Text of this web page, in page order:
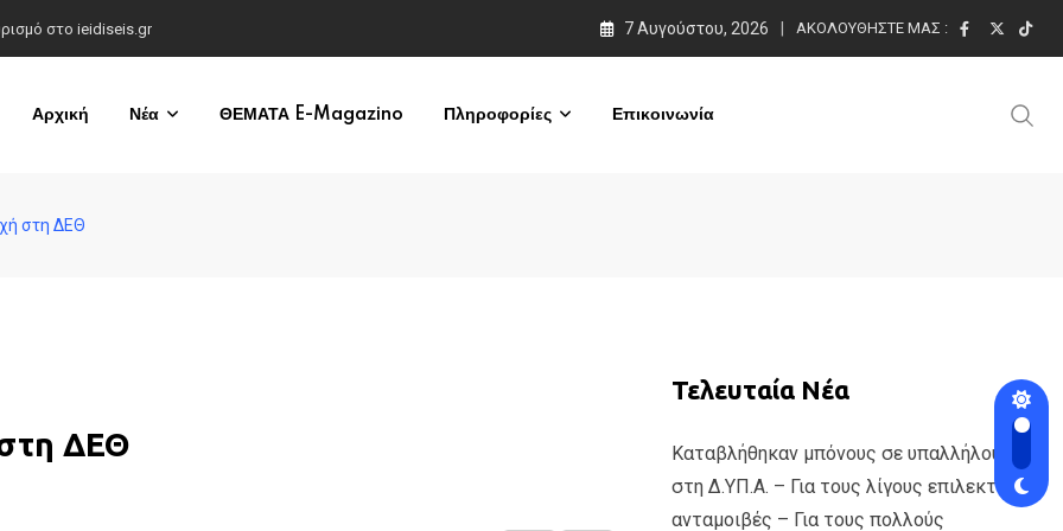
στο ieidiseis.gr 7 Αυγούστου, 2026 ΑΚΟΛΟΥΘΉΣΤΕ ΜΑΣ :
Αρχική Νέα ΘΕΜΑΤΑ E-Magazino Πληροφορίες Επικοινωνία
στη ΔΕΘ
ΔΕΘ
Τελευταία Νέα
Καταβλήθηκαν μπόνους σε υπαλλήλους
στη Δ.ΥΠ.Α. – Για τους λίγους επιλεκτικές
ανταμοιβές – Για τους πολλούς